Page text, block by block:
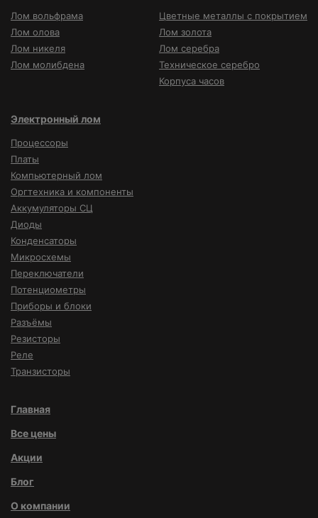
Лом вольфрама
Лом олова
Лом никеля
Лом молибдена
Цветные металлы с покрытием
Лом золота
Лом серебра
Техническое серебро
Корпуса часов
Электронный лом
Процессоры
Платы
Компьютерный лом
Оргтехника и компоненты
Аккумуляторы СЦ
Диоды
Конденсаторы
Микросхемы
Переключатели
Потенциометры
Приборы и блоки
Разъёмы
Резисторы
Реле
Транзисторы
Главная
Все цены
Акции
Блог
О компании